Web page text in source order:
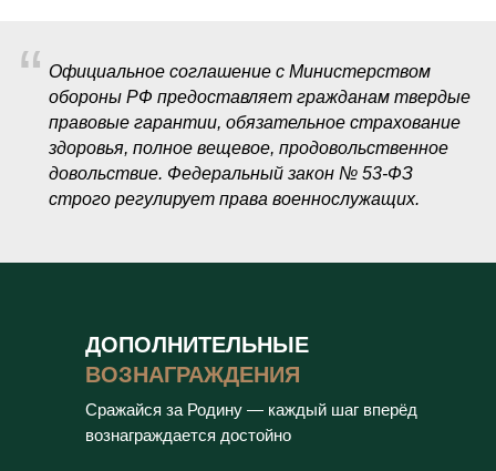
“ Официальное соглашение с Министерством
обороны РФ предоставляет гражданам твердые
правовые гарантии, обязательное страхование
здоровья, полное вещевое, продовольственное
довольствие. Федеральный закон № 53-ФЗ
строго регулирует права военнослужащих.
ДОПОЛНИТЕЛЬНЫЕ
ВОЗНАГРАЖДЕНИЯ
Сражайся за Родину — каждый шаг вперёд
вознаграждается достойно